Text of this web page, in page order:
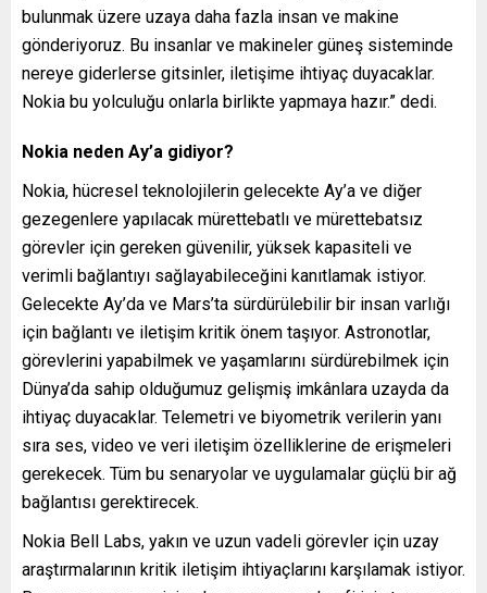
bulunmak üzere uzaya daha fazla insan ve makine
gönderiyoruz. Bu insanlar ve makineler güneş sisteminde
nereye giderlerse gitsinler, iletişime ihtiyaç duyacaklar.
Nokia bu yolculuğu onlarla birlikte yapmaya hazır.” dedi.
Nokia neden Ay’a gidiyor?
Nokia, hücresel teknolojilerin gelecekte Ay’a ve diğer
gezegenlere yapılacak mürettebatlı ve mürettebatsız
görevler için gereken güvenilir, yüksek kapasiteli ve
verimli bağlantıyı sağlayabileceğini kanıtlamak istiyor.
Gelecekte Ay’da ve Mars’ta sürdürülebilir bir insan varlığı
için bağlantı ve iletişim kritik önem taşıyor. Astronotlar,
görevlerini yapabilmek ve yaşamlarını sürdürebilmek için
Dünya’da sahip olduğumuz gelişmiş imkânlara uzayda da
ihtiyaç duyacaklar. Telemetri ve biyometrik verilerin yanı
sıra ses, video ve veri iletişim özelliklerine de erişmeleri
gerekecek. Tüm bu senaryolar ve uygulamalar güçlü bir ağ
bağlantısı gerektirecek.
Nokia Bell Labs, yakın ve uzun vadeli görevler için uzay
araştırmalarının kritik iletişim ihtiyaçlarını karşılamak istiyor.